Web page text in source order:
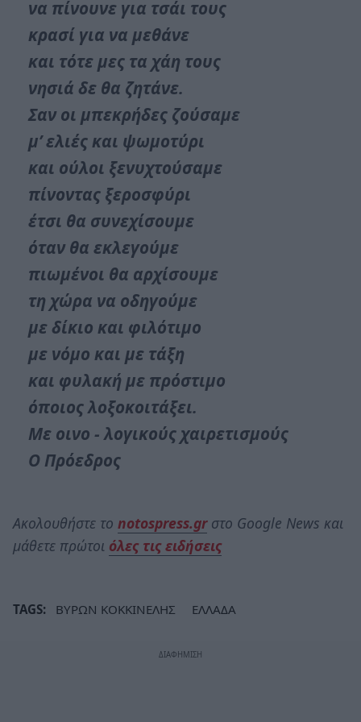
να πίνουνε για τσάι τους
κρασί για να μεθάνε
και τότε μες τα χάη τους
νησιά δε θα ζητάνε.
Σαν οι μπεκρήδες ζούσαμε
μ’ ελιές και ψωμοτύρι
και ούλοι ξενυχτούσαμε
πίνοντας ξεροσφύρι
έτσι θα συνεχίσουμε
όταν θα εκλεγούμε
πιωμένοι θα αρχίσουμε
τη χώρα να οδηγούμε
με δίκιο και φιλότιμο
με νόμο και με τάξη
και φυλακή με πρόστιμο
όποιος λοξοκοιτάξει.
Με οινο - λογικούς χαιρετισμούς
Ο Πρόεδρος
Ακολουθήστε το notospress.grστο Google News και
μάθετε πρώτοι όλες τις ειδήσεις
TAGS: ΒΥΡΩΝ ΚΟΚΚΙΝΕΛΗΣ ΕΛΛΑΔΑ